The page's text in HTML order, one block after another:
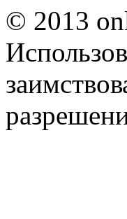
© 2013